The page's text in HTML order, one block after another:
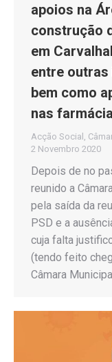
apoios na
construção
em
entre
bem como
nas
Acção Social
2 Novembro 2020
Depois de no
reunido a
pela saída da
PSD e a
cuja falta
(tendo feito
Câmara